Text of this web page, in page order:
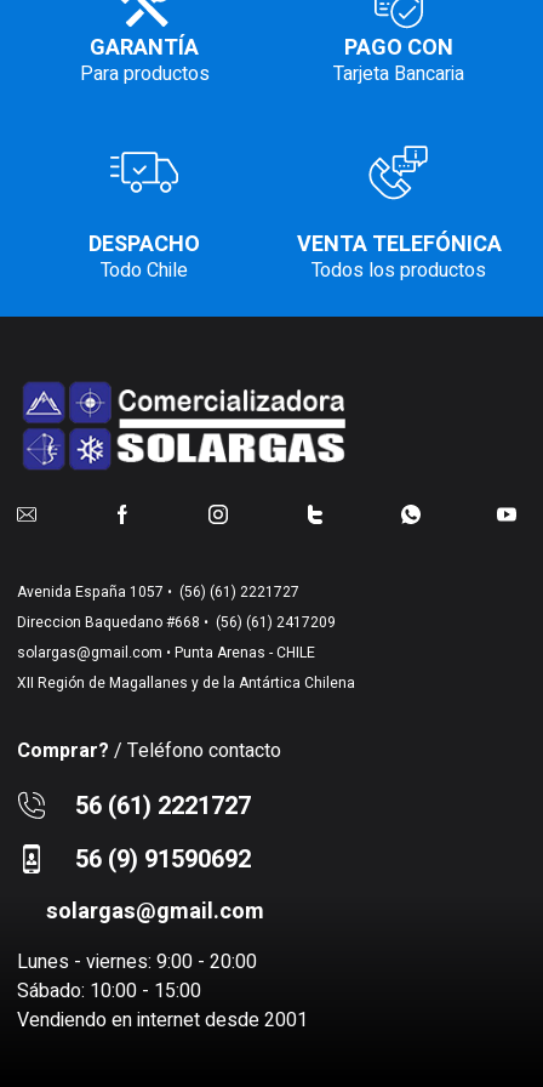
GARANTÍA
Para productos
PAGO CON
Tarjeta Bancaria
DESPACHO
Todo Chile
VENTA TELEFÓNICA
Todos los productos
Avenida España 1057 • (56) (61) 2221727
Direccion Baquedano #668 • (56) (61) 2417209
solargas@gmail.com • Punta Arenas - CHILE
XII Región de Magallanes y de la Antártica Chilena
Comprar? / Teléfono contacto
56 (61) 2221727
56 (9) 91590692
solargas@gmail.com
Lunes - viernes: 9:00 - 20:00
Sábado: 10:00 - 15:00
Vendiendo en internet desde 2001